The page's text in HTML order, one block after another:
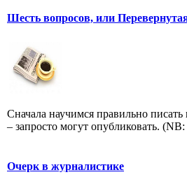
Шесть вопросов, или
Сначала научимся правильно
– запросто могут опубликовать. (NB:
Очерк в журналистике